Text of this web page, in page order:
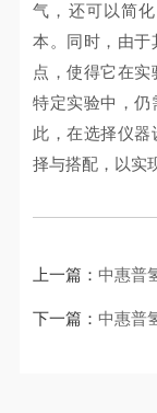
气，还可以简
本。同时，由于
点，使得它在
特定实验中，仍
此，在选择仪
择与搭配，以实
上一篇：中惠普
下一篇：中惠普